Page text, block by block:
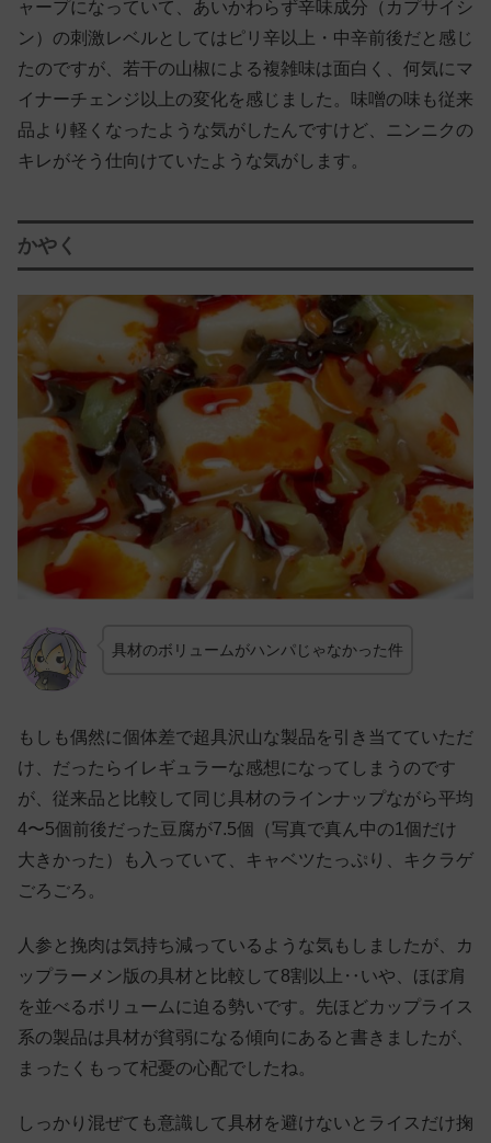
ャープになっていて、あいかわらず辛味成分（カプサイシ
ン）の刺激レベルとしてはピリ辛以上・中辛前後だと感じ
たのですが、若干の山椒による複雑味は面白く、何気にマ
イナーチェンジ以上の変化を感じました。味噌の味も従来
品より軽くなったような気がしたんですけど、ニンニクの
キレがそう仕向けていたような気がします。
かやく
具材のボリュームがハンパじゃなかった件
もしも偶然に個体差で超具沢山な製品を引き当てていただ
け、だったらイレギュラーな感想になってしまうのです
が、従来品と比較して同じ具材のラインナップながら平均
4〜5個前後だった豆腐が7.5個（写真で真ん中の1個だけ
大きかった）も入っていて、キャベツたっぷり、キクラゲ
ごろごろ。
人参と挽肉は気持ち減っているような気もしましたが、カ
ップラーメン版の具材と比較して8割以上‥いや、ほぼ肩
を並べるボリュームに迫る勢いです。先ほどカップライス
系の製品は具材が貧弱になる傾向にあると書きましたが、
まったくもって杞憂の心配でしたね。
しっかり混ぜても意識して具材を避けないとライスだけ掬